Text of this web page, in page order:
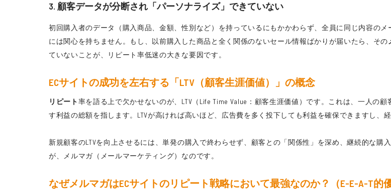
3. 顧客データが分断され「パーソナライズ」できていない
初回購入者のデータ（購入商品、金額、性別など）を持っているにもかかわらず、全員に同じ内容の
には関心を持ちません。もし、以前購入した商品と全く関係のないセール情報ばかりが届いたら、その
ていないことが、リピート率低迷の大きな要因です。
ECサイトの成功を左右する「LTV（顧客生涯価値）」の概念
リピート率を語る上で欠かせないのが、LTV（Life Time Value：顧客生涯価値）です。これは、一人の
す利益の総額を指します。LTVが高ければ高いほど、広告費を多く投下しても利益を確保できますし、
新規顧客のLTVを向上させるには、単発の購入で終わらせず、顧客との「関係性」を深め、継続的な
が、メルマガ（メールマーケティング）なのです。
なぜメルマガはECサイトのリピート戦略において最強なのか？（E-E-A-T的